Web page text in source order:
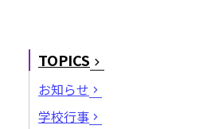
TOPICS
お知らせ
学校行事